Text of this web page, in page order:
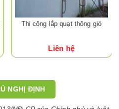
Thi công lắp quạt thông gió
Liên hệ
NGHỊ ĐỊNH